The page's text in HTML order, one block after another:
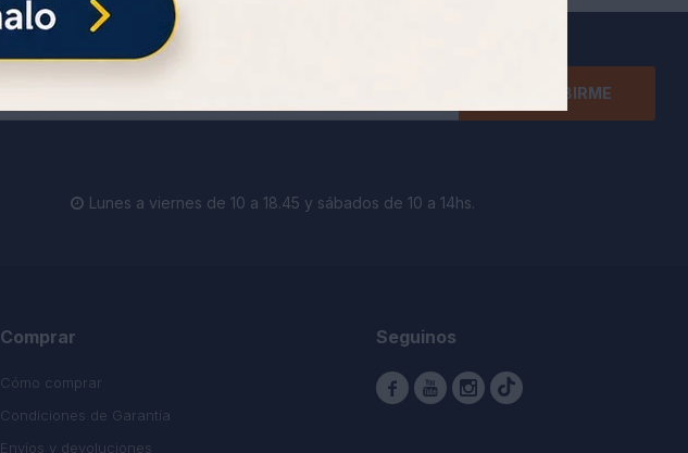
SUSCRIBIRME
 Lunes a viernes de 10 a 18.45 y sábados de 10 a 14hs.
Comprar
Cómo comprar
Condiciones de Garantía
Envíos y devoluciones
Seguinos
  